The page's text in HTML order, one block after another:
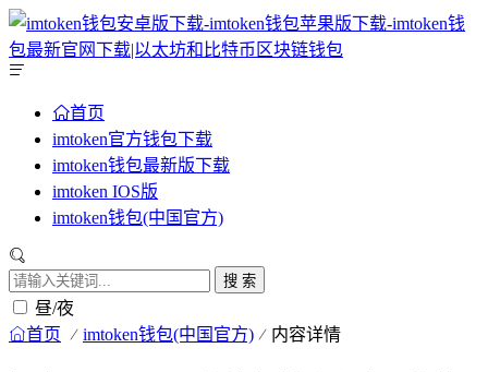
首页
imtoken官方钱包下载
imtoken钱包最新版下载
imtoken IOS版
imtoken钱包(中国官方)
搜 索
昼/夜
首页 imtoken钱包(中国官方) 内容详情